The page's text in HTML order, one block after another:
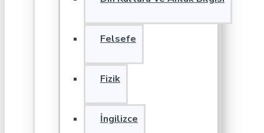
Felsefe
Fizik
İngilizce